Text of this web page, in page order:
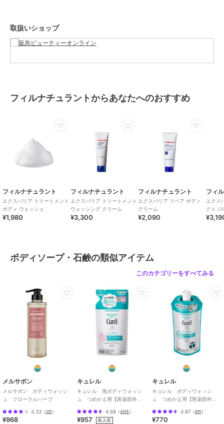
商品のお取り扱い方法
取扱いショップ
フィルナチュラントからあなたへのおすすめ
フィルナチュラント
エクスバリア トリートメント
ボディ ウォッシュ
¥1,980
フィルナチュラント
エクスバリア トリートメント
ウォッシング クリーム
¥3,300
フィルナチュラント
エクスバリア リペア ボディ
クリーム
¥2,090
フィ
エクス
クト
ボディソープ・石鹸の類似アイテム
このカテゴリーをすべてみる
メルサボン
メルサボン ボディウォッシ
ュ フローラルハーブ
4.33 （3件）
¥968
キュレル
キュレル 泡ボディウォッシ
ュ つめかえ用【医薬部外
4.68 （45件）
¥957 再入荷
キュレル
キュレル ボディウォッシ
ュ つめかえ用【医薬部外
4.87 （8件）
¥770